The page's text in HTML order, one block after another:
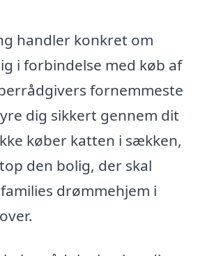
handler konkret om
i forbindelse med køb af
fornemmeste
dig sikkert gennem dit
køber katten i sækken,
den bolig, der skal
drømmehjem i